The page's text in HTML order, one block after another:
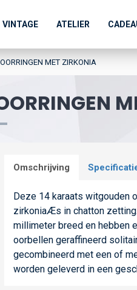
VINTAGE ATELIER
MET ZIRKONIA
Omschrijving
Deze 14 karaats witgouden
zirkoniaÆs in chatton
millimeter breed en hebben
oorbellen geraffineerd
gecombineerd met een of
worden geleverd in een